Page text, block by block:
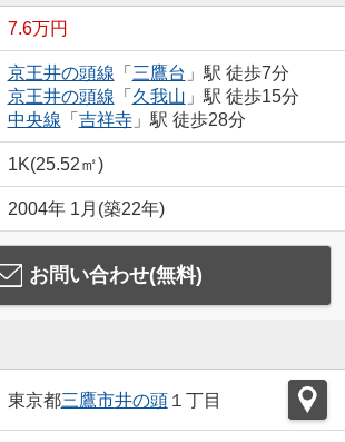
7.6万円
京王井の頭線 「 三鷹台 」駅 徒歩7分
京王井の頭線 「 久我山 」駅 徒歩15分
中央線 「 吉祥寺」駅 徒歩28分
1K(25.52㎡)
2004年 1月(築22年)
お問い合わせ(無料)
東京都三鷹市井の頭１丁目